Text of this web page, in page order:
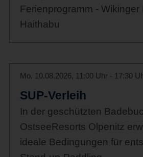
Ferienprogramm - Wikinger
Haithabu
Mo. 10.08.2026, 11:00 Uhr - 17:30
SUP-Verleih
In der geschützten
OstseeResorts Olpenitz
ideale Bedingungen für